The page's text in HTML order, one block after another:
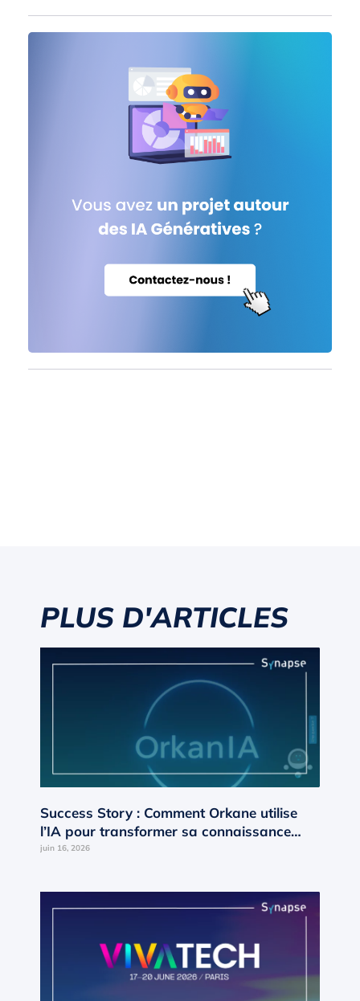
PLUS D'ARTICLES
Success Story : Comment Orkane utilise
l’IA pour transformer sa connaissance
interne en moteur de croissance ?
juin 16, 2026